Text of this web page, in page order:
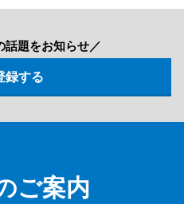
話題をお知らせ／
ご案内